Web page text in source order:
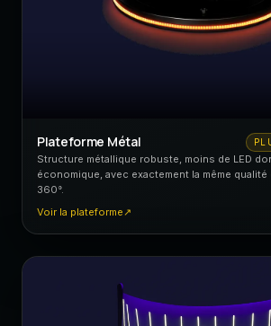
Plateforme Métal
Structure métallique robuste, moins de LED
économique, avec exactement la même
360°.
Voir la plateforme↗